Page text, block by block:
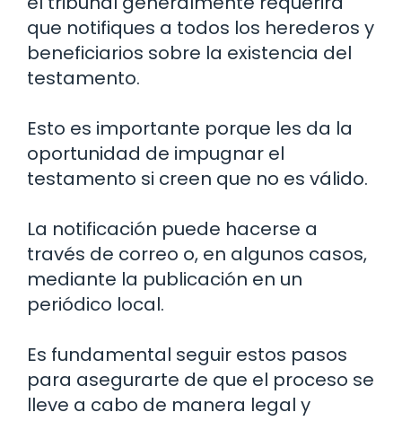
que notifiques a todos los herederos y
beneficiarios sobre la existencia del
testamento.
Esto es importante porque les da la
oportunidad de impugnar el
testamento si creen que no es válido.
La notificación puede hacerse a
través de correo o, en algunos casos,
mediante la publicación en un
periódico local.
Es fundamental seguir estos pasos
para asegurarte de que el proceso se
lleve a cabo de manera legal y